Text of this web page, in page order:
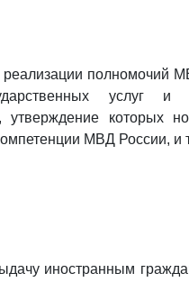
полномочий
услуг и
которых
МВД России, и
иностранным